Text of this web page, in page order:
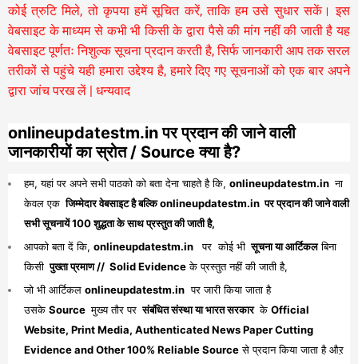
कोई त्रुटि मिले, तो कृपया हमें सूचित करें, ताकि हम उसे सुधार सकें। इस
वेबसाइट के माध्यम से कभी भी किसी के द्वारा पैसे की मांग नहीं की जाती है यह
वेबसाइट पूर्णतः निशुल्क सूचना प्रदान करती है,सिर्फ जानकारी आप तक सरल
तरीकों से पहुंचे यही हमारा उद्देश्य है, हमारे दिए गए सूचनाओं को एक बार अपने
द्वारा जांच परख लें | धन्यवाद
onlineupdatestm.in पर प्रदान की जाने वाली
जानकारीयों का स्रोत / Source क्या है?
हम, यहां पर अपने सभी पाठको को बता देना चाहते है कि, onlineupdatestm.in ना
केवल एक जिम्मेदार वेबसाइट है बल्कि onlineupdatestm.in पर प्रदान की जाने वाली
सभी सूचनायें 100 शुद्धता के साथ प्रस्तुत की जाती है,
आपको बता दें कि, onlineupdatestm.in पर कोई भी सूचना या आर्टिकलबिना
किसी पुख्ता प्रमाण // Solid Evidenceके प्रस्तुत नहीं की जाती है,
जो भी आर्टिकल onlineupdatestm.in पर जारी किया जाता है
उसके Source मुख्य तौर पर संबंधित संस्था या भारत सरकार के Official
Website, Print Media, Authenticated News Paper Cutting
Evidence and Other 100% Reliable Sourceसे प्रदान किया जाता है औऱ